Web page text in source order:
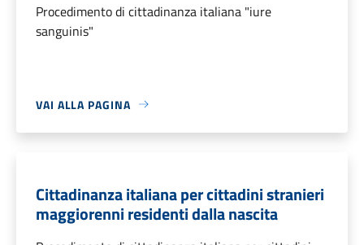
Procedimento di cittadinanza italiana "iure
sanguinis"
VAI ALLA PAGINA
Cittadinanza italiana per cittadini stranieri
maggiorenni residenti dalla nascita